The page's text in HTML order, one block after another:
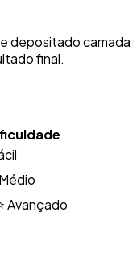
final.
Médio
Avançado